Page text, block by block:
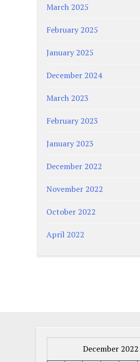
March 2025
February 2025
January 2025
December 2024
March 2023
February 2023
January 2023
December 2022
November 2022
October 2022
April 2022
December 2022